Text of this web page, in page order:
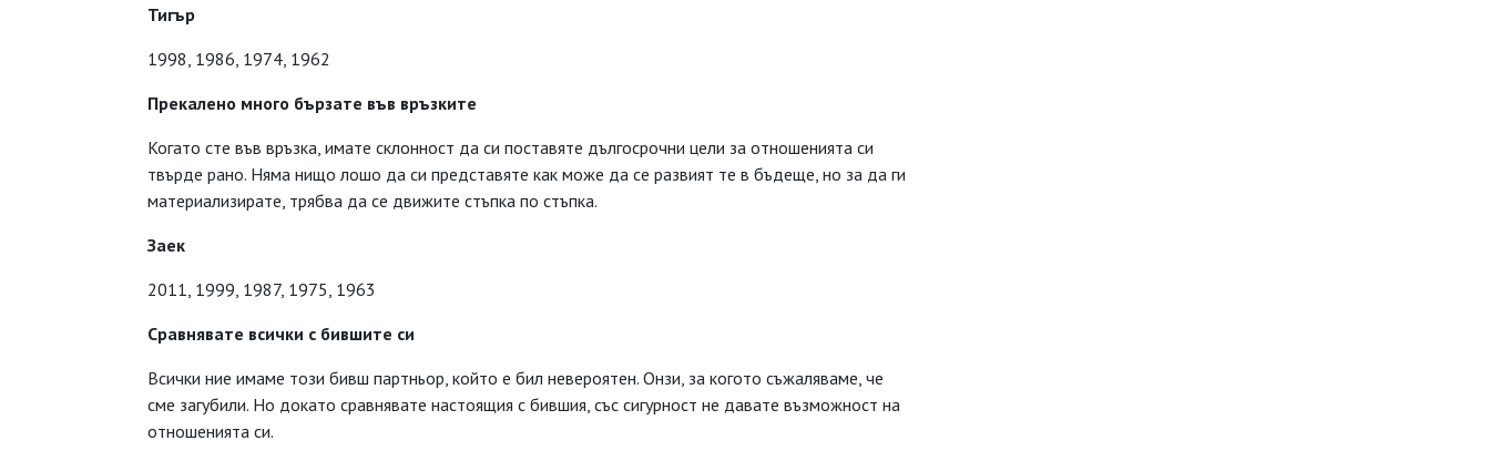
Тигър
1998, 1986, 1974, 1962
Прекалено много бързате във връзките
Когато сте във връзка, имате склонност да си поставяте дългосрочни цели за отношенията си
твърде рано. Няма нищо лошо да си представяте как може да се развият те в бъдеще, но за да ги
материализирате, трябва да се движите стъпка по стъпка.
Заек
2011, 1999, 1987, 1975, 1963
Сравнявате всички с бившите си
Всички ние имаме този бивш партньор, който е бил невероятен. Онзи, за когото съжаляваме, че
сме загубили. Но докато сравнявате настоящия с бившия, със сигурност не давате възможност на
отношенията си.